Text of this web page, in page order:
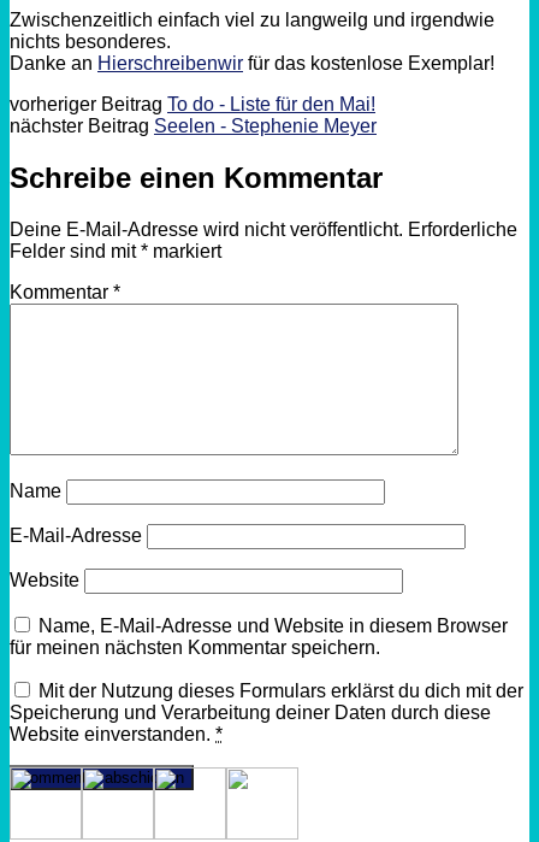
Zwischenzeitlich einfach viel zu langweilg und irgendwie
nichts besonderes.
Danke an Hierschreibenwir für das kostenlose Exemplar!
vorheriger Beitrag To do - Liste für den Mai!
nächster Beitrag Seelen - Stephenie Meyer
Schreibe einen Kommentar
Deine E-Mail-Adresse wird nicht veröffentlicht. Erforderliche
Felder sind mit* markiert
Kommentar *
Name
E-Mail-Adresse
Website
Name, E-Mail-Adresse und Website in diesem Browser
für meinen nächsten Kommentar speichern.
Mit der Nutzung dieses Formulars erklärst du dich mit der
Speicherung und Verarbeitung deiner Daten durch diese
Website einverstanden. *